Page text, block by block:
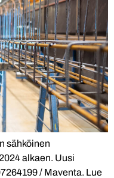
sähköinen
alkaen. Uusi
/ Maventa. Lue